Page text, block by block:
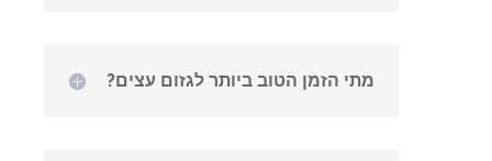
מתי הזמן הטוב ביותר לגזום עצים?